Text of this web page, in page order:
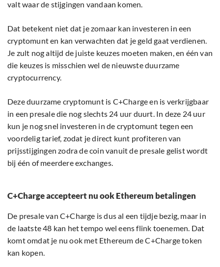
valt waar de stijgingen vandaan komen.
Dat betekent niet dat je zomaar kan investeren in een
cryptomunt en kan verwachten dat je geld gaat verdienen.
Je zult nog altijd de juiste keuzes moeten maken, en één van
die keuzes is misschien wel de nieuwste duurzame
cryptocurrency.
Deze duurzame cryptomunt is C+Charge en is verkrijgbaar
in een presale die nog slechts 24 uur duurt. In deze 24 uur
kun je nog snel investeren in de cryptomunt tegen een
voordelig tarief, zodat je direct kunt profiteren van
prijsstijgingen zodra de coin vanuit de presale gelist wordt
bij één of meerdere exchanges.
C+Charge accepteert nu ook Ethereum betalingen
De presale van C+Charge is dus al een tijdje bezig, maar in
de laatste 48 kan het tempo wel eens flink toenemen. Dat
komt omdat je nu ook met Ethereum de C+Charge token
kan kopen.